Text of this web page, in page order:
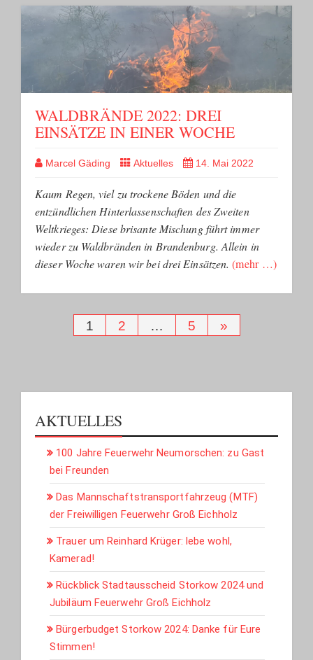
WALDBRÄNDE 2022: DREI
EINSÄTZE IN EINER WOCHE
Marcel Gäding Aktuelles 14. Mai 2022
Kaum Regen, viel zu trockene Böden und die
entzündlichen Hinterlassenschaften des Zweiten
Weltkrieges: Diese brisante Mischung führt immer
wieder zu Waldbränden in Brandenburg. Allein in
dieser Woche waren wir bei drei Einsätzen. (mehr …)
SEITENNUMMERIERUNG
DER
1 2 … 5 »
AKTUELLES
100 Jahre Feuerwehr Neumorschen: zu Gast
bei Freunden
Das Mannschaftstransportfahrzeug (MTF)
der Freiwilligen Feuerwehr Groß Eichholz
Trauer um Reinhard Krüger: lebe wohl,
Kamerad!
Rückblick Stadtausscheid Storkow 2024 und
Jubiläum Feuerwehr Groß Eichholz
Bürgerbudget Storkow 2024: Danke für Eure
Stimmen!